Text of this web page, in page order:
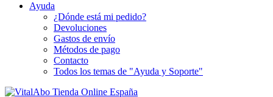
Ayuda
¿Dónde está mi pedido?
Devoluciones
Gastos de envío
Métodos de pago
Contacto
Todos los temas de "Ayuda y Soporte"